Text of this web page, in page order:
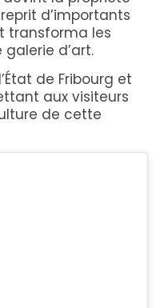
d’importants
transforma les
d’art.
de Fribourg et
aux visiteurs
de cette